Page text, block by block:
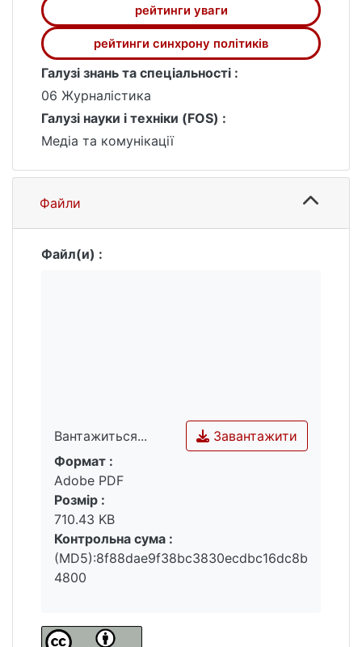
кандидатів П.Порошенка, Ю.Тимошенка,
О.Ляшка, О.Вілкула, Ю.Бойка. Канали
помітно сегментовані за своїми
політичними преференціями, неухильно
додержуються власних стратегій виборчої
кампанії.
рейтинги уваги
рейтинги синхрону політиків
Галузі знань та спеціальності :
06 Журналістика
Галузі науки і техніки (FOS) :
Медіа та комунікації
Файли
Файл(и) :
Вантажиться...
Вантажиться...
Завантажити
Формат :
Adobe PDF
Розмір :
710.43 KB
Контрольна сума :
(MD5):8f88dae9f38bc3830ecdbc16dc8b
4800